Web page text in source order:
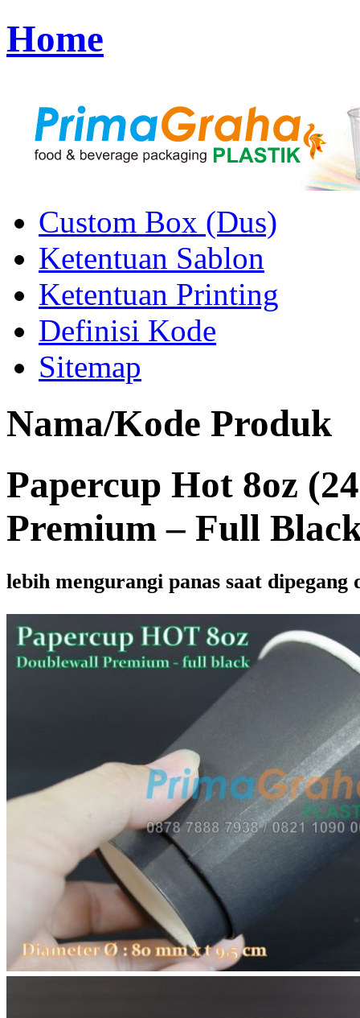
Home
Custom Box (Dus)
Ketentuan Sablon
Ketentuan Printing
Definisi Kode
Sitemap
Nama/Kode Produk
Papercup Hot 8oz
Premium – Full
lebih mengurangi panas saat